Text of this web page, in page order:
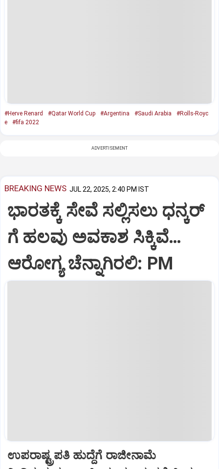
#Herve Renard #Qatar World Cup #Argentina #Saudi Arabia
#Rolls-Royc
e
#fifa 2022
ADVERTISEMENT
BREAKING NEWS JUL 22, 2025, 2:40 PM IST
ಭಾರತಕ್ಕೆ ಸೇವೆ ಸಲ್ಲಿಸಲು ಧನ್ಕರ್‌
ಗೆ ಹಲವು ಅವಕಾಶ ಸಿಕ್ಕಿವೆ…
ಆರೋಗ್ಯ ಚೆನ್ನಾಗಿರಲಿ: PM
ಉಪರಾಷ್ಟ್ರಪತಿ ಹುದ್ದೆಗೆ ರಾಜೀನಾಮೆ